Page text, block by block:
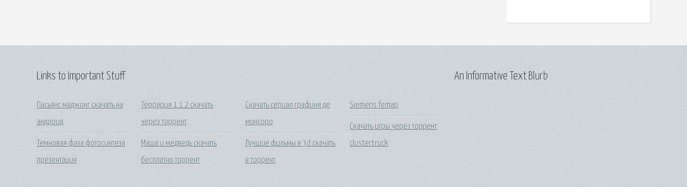
Links to Important Stuff
Пасьянс маджонг скачать на
андроид
Темновая фаза фотосинтеза
презентация
Террария 1 1 2 скачать
через торрент
Маша и медведь скачать
бесплатно торрент
Скачать сериал графиня де
монсоро
Лучшие фильмы в 3d скачать
в торрент
Siemens femap
Скачать игры через торрент
clustertruck
An Informative Text Blurb